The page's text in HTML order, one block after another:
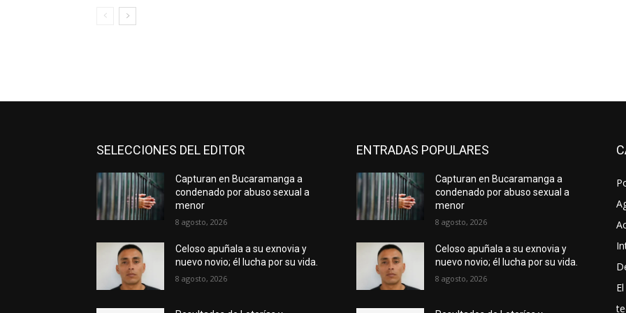
SELECCIONES DEL EDITOR
Capturan en Bucaramanga a
condenado por abuso sexual a
menor
8 agosto, 2026
Celoso apuñala a su exnovia y
nuevo novio; él lucha por su vida.
8 agosto, 2026
ENTRADAS POPULARES
Capturan en Bucaramanga a
condenado por abuso sexual a
menor
8 agosto, 2026
Celoso apuñala a su exnovia y
nuevo novio; él lucha por su vida.
8 agosto, 2026